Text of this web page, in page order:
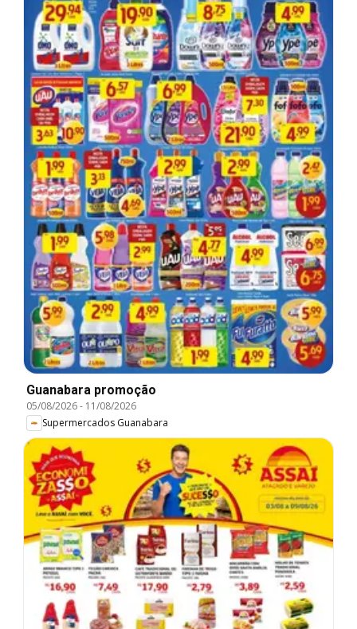
Guanabara promoção
05/08/2026- 11/08/2026
Supermercados Guanabara